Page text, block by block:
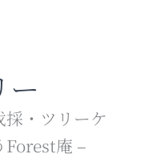
ー
採・ツリーケ
Forest庵 –